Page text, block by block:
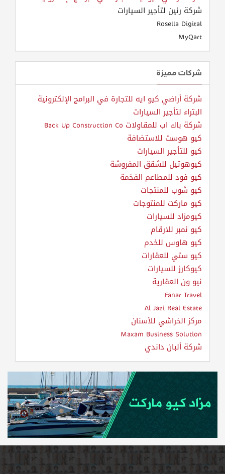
شركة رنين لتأجير السيارات
Rosella Digital
MyQart
شركات مميزة
شركة أراضي كيو ايه للتجارة في البرامج الإلكترونية
البتراء لتأجير السيارات
شركة باك اب للمقاولات Back Up Construction Co
كيو هوست للاستضافة
كيو للتأجير السيارات
كيوهوتيل للشقق المفروشة
كيو فود للمطاعم الفخمة
كيو شوب للمنتجات
كيو ماركت للمنتوجات
كيومزاد للسيارات
كيو نمبر للارقام
كيو هاوس للخدم
كيو ستي للعقارات
كيوكارز للسيارات
نيو ون العقارية
Fanar Travel
Al Jazi Real Estate
مركز الخراشي للأسنان
Maxam Business Solution
شركة ألبان داندي